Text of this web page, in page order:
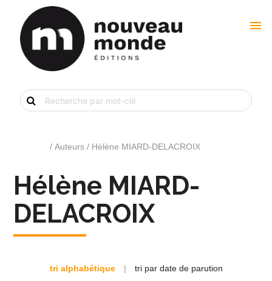
menu
Recherche
de
livre
/ Auteurs / Hélène MIARD-DELACROIX
Hélène MIARD-
DELACROIX
tri alphabétique | tri par date de parution